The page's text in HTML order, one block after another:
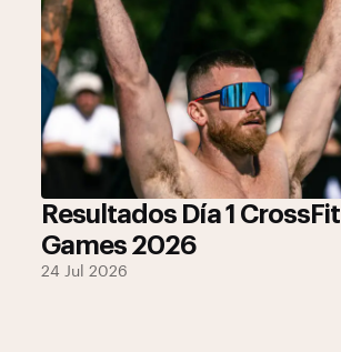
Resultados Día 1 CrossFit
Games 2026
24 Jul 2026